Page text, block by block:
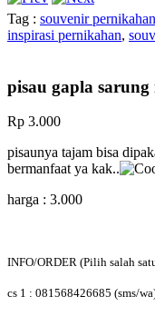
Tag : souvenir
inspirasi pernikahan,
pisau gapla
Rp 3.000
pisaunya tajam bisa
bermanfaat ya kak..
harga : 3.000
INFO/ORDER (Pilih salah
cs 1 : 081568426685 (sms/